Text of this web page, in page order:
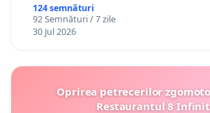
124 semnături
92 Semnături / 7 zile
30 Jul 2026
Oprirea petrecerilor
Restaurantul 8